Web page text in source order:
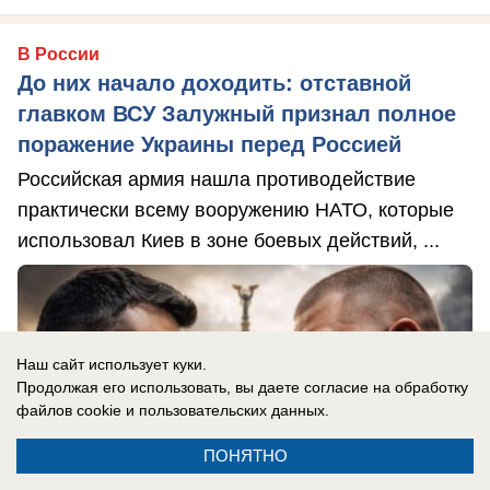
В России
До них начало доходить: отставной
главком ВСУ Залужный признал полное
поражение Украины перед Россией
Российская армия нашла противодействие
практически всему вооружению НАТО, которые
использовал Киев в зоне боевых действий, ...
Наш сайт использует куки.
Продолжая его использовать, вы даете согласие на обработку
файлов cookie и пользовательских данных.
ПОНЯТНО